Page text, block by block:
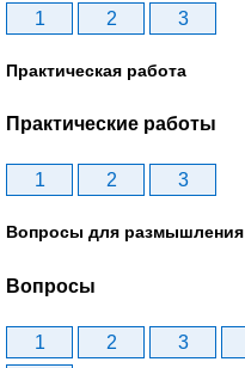
1 2 3
Практическая работа
Практические работы
1 2 3
Вопросы для размышления
Вопросы
1 2 3